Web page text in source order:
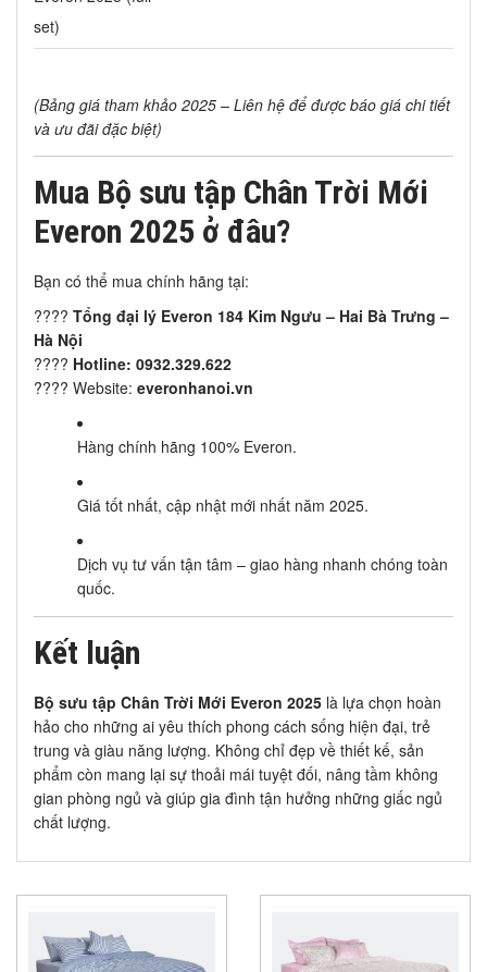
set)
(Bảng giá tham khảo 2025 – Liên hệ để được báo giá chi tiết
và ưu đãi đặc biệt)
Mua Bộ sưu tập Chân Trời Mới
Everon 2025 ở đâu?
Bạn có thể mua chính hãng tại:
???? Tổng đại lý Everon 184 Kim Ngưu – Hai Bà Trưng –
Hà Nội
???? Hotline: 0932.329.622
???? Website: everonhanoi.vn
Hàng chính hãng 100% Everon.
Giá tốt nhất, cập nhật mới nhất năm 2025.
Dịch vụ tư vấn tận tâm – giao hàng nhanh chóng toàn
quốc.
Kết luận
Bộ sưu tập Chân Trời Mới Everon 2025 là lựa chọn hoàn
hảo cho những ai yêu thích phong cách sống hiện đại, trẻ
trung và giàu năng lượng. Không chỉ đẹp về thiết kế, sản
phẩm còn mang lại sự thoải mái tuyệt đối, nâng tầm không
gian phòng ngủ và giúp gia đình tận hưởng những giấc ngủ
chất lượng.